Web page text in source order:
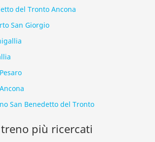
del Tronto Ancona
San Giorgio
San Benedetto del Tronto
più ricercati